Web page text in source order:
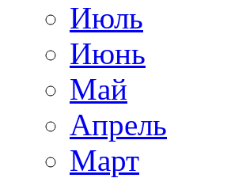
Июль
Июнь
Май
Апрель
Март